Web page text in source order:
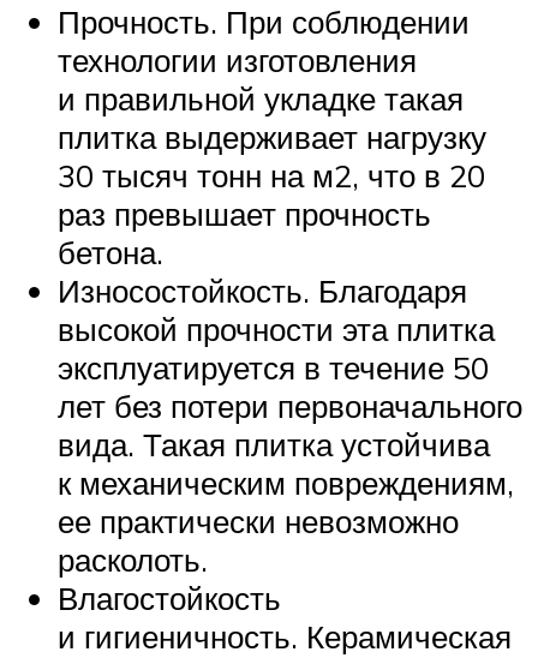
Прочность. При соблюдении
технологии изготовления
и правильной укладке такая
плитка выдерживает нагрузку
30 тысяч тонн на м2, что в 20
раз превышает прочность
бетона.
Износостойкость. Благодаря
высокой прочности эта плитка
эксплуатируется в течение 50
лет без потери первоначального
вида. Такая плитка устойчива
к механическим повреждениям,
ее практически невозможно
расколоть.
Влагостойкость
и гигиеничность. Керамическая